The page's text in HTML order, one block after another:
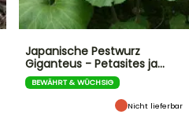
Japanische Pestwurz
Giganteus - Petasites ja…
BEWÄHRT & WÜCHSIG
Nicht lieferbar